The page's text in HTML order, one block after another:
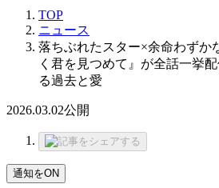
TOP
ニュース
落ちぶれたスター×余命わずか
く君を見つめて』が全話一挙
る過去と愛
2026.03.02公開
通知をON